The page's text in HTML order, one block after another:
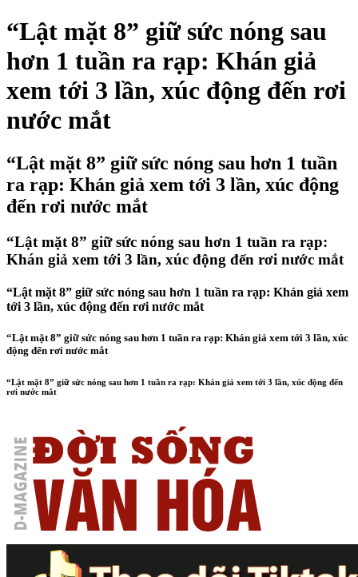
“Lật mặt 8” giữ sức nóng sau
hơn 1 tuần ra rạp: Khán giả
xem tới 3 lần, xúc động đến rơi
nước mắt
“Lật mặt 8” giữ sức nóng sau hơn 1 tuần
ra rạp: Khán giả xem tới 3 lần, xúc động
đến rơi nước mắt
“Lật mặt 8” giữ sức nóng sau hơn 1 tuần ra rạp:
Khán giả xem tới 3 lần, xúc động đến rơi nước mắt
“Lật mặt 8” giữ sức nóng sau hơn 1 tuần ra rạp: Khán giả xem
tới 3 lần, xúc động đến rơi nước mắt
“Lật mặt 8” giữ sức nóng sau hơn 1 tuần ra rạp: Khán giả xem tới 3 lần, xúc
động đến rơi nước mắt
“Lật mặt 8” giữ sức nóng sau hơn 1 tuần ra rạp: Khán giả xem tới 3 lần, xúc động đến
rơi nước mắt